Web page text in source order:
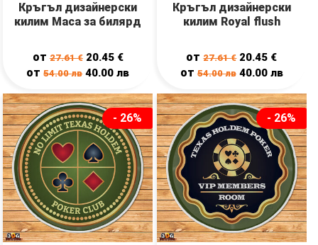
Кръгъл дизайнерски
килим Маса за билярд
от27.61€ 20.45 €
от54.00лв 40.00лв
Кръгъл дизайнерски
килим Royal flush
от27.61€ 20.45 €
от 54.00лв 40.00 лв
- 26% - 26%